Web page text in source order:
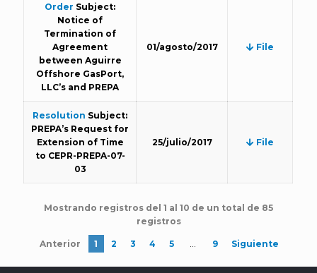
Order Subject:
Notice of
Termination of
Agreement
between Aguirre
Offshore GasPort,
LLC’s and PREPA
01/agosto/2017 File
Resolution Subject:
PREPA’s Request for
Extension of Time
to CEPR-PREPA-07-
03
25/julio/2017 File
Mostrando registros del 1 al 10 de un total de 85
registros
Anterior 1 2 3 4 5 9 Siguiente